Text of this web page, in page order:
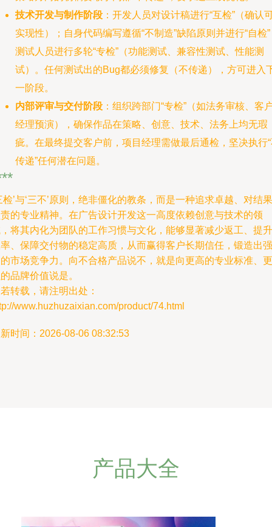
技术开发与制作阶段 ：开发人员对设计稿进行“互检”（确认
实现性）；自身代码编写遵循“不制造”缺陷原则并进行“自检
测试人员进行多轮“专检”（功能测试、兼容性测试、性能测
试）。任何测试出的Bug都必须修复（不传递），方可进入
一阶段。
内部评审与交付阶段 ：组织跨部门“专检”（如法务审核、客
经理预演），确保作品在策略、创意、技术、法务上均无瑕
疵。在最终提交客户前，项目经理需做最后通检，坚决执行
传递”任何潜在问题。
检’与‘三不’原则，绝非僵化的教条，而是一种追求卓越、对结果
的专业精神。在广告设计开发这一高度依赖创意与技术的领
将其内化为团队的工作习惯与文化，能够显著减少返工、提升
、保障交付物的稳定高质，从而赢得客户长期信任，锻造出强
市场竞争力。向不合格产品说不，就是向更高的专业标准、更
品牌价值说是。
转载，请注明出处：
www.huzhuzaixian.com/product/74.html
时间：2026-08-06 08:32:53
产品大全